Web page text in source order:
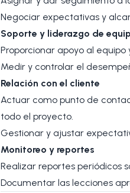
Negociar expectativas y
Soporte y liderazgo de
Proporcionar apoyo al
Medir y controlar el
Relación con el cliente
Actuar como punto de
todo el proyecto.
Gestionar y ajustar
Monitoreo y reportes
Realizar reportes periódicos
Documentar las lecciones